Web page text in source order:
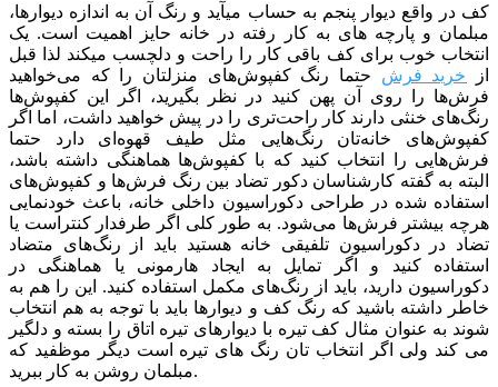
کف در واقع دیوار پنجم به حساب می­آید و رنگ آن به اندازه دیوارها،
مبلمان و پارچه ­های به کار رفته در خانه حایز اهمیت است. یک
انتخاب خوب برای کف باقی کار را راحت و دلچسب می­کند لذا قبل
از خرید فرش حتما رنگ کفپوش‌های منزلتان را که می‌خواهید
فرش‌ها را روی آن پهن کنید در نظر بگیرید، اگر این کفپوش‌ها
رنگ‌های خنثی دارند کار راحت‌تری را در پیش خواهید داشت، اما اگر
کفپوش‌های خانه‌تان رنگ‌هایی مثل طیف قهوه‌ای دارد حتما
فرش‌هایی را انتخاب کنید که با کفپوش‌ها هماهنگی داشته باشد،
البته به گفته کارشناسان دکور تضاد بین رنگ فرش‌ها و کفپوش‌های
استفاده شده در طراحی دکوراسیون داخلی خانه، باعث خودنمایی
هرچه بیشتر فرش‌ها می‌شود. به طور کلی اگر طرفدار کنتراست یا
تضاد در دکوراسیون تلفیقی خانه هستید باید از رنگ‌های متضاد
استفاده کنید و اگر تمایل به ایجاد هارمونی یا هماهنگی در
دکوراسیون دارید، باید از رنگ‌های مکمل استفاده کنید. این را هم به
خاطر داشته باشید که رنگ کف و دیوارها باید با توجه به هم انتخاب
شوند به عنوان مثال کف تیره با دیوارهای تیره اتاق را بسته و دلگیر
می کند ولی اگر انتخاب تان رنگ های تیره است دیگر موظفید که
مبلمان روشن به کار ببرید.